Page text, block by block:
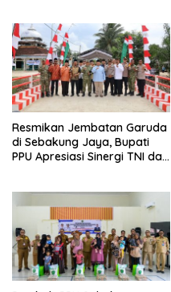
Resmikan Jembatan Garuda
di Sebakung Jaya, Bupati
PPU Apresiasi Sinergi TNI dan